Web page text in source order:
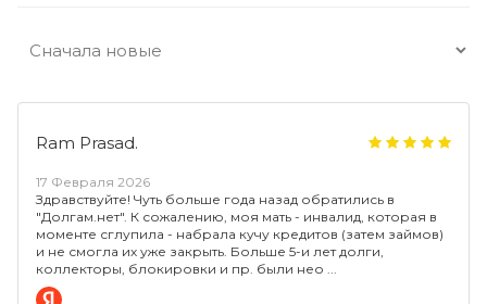
Ram Prasad.
17 Февраля 2026
Здравствуйте! Чуть больше года назад обратились в
"Долгам.нет". К сожалению, моя мать - инвалид, которая в
моменте сглупила - набрала кучу кредитов (затем займов)
и не смогла их уже закрыть. Больше 5-и лет долги,
коллекторы, блокировки и пр. были нео